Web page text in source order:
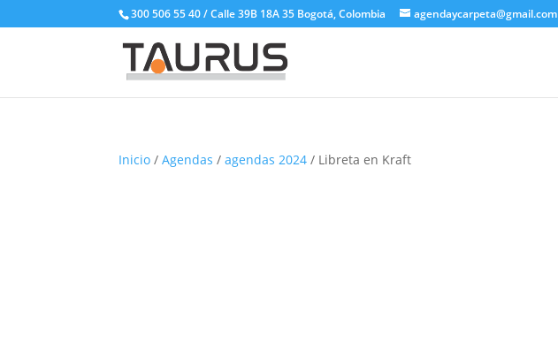
300 506 55 40 / Calle 39B 18A 35 Bogotá, Colombia agendaycarpeta@gmail.com
Inicio /Agendas /agendas 2024 / Libreta en Kraft